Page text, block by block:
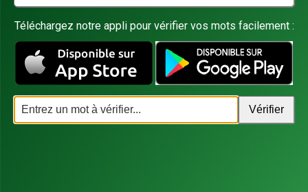
Téléchargez notre appli pour vérifier vos mots facilement :